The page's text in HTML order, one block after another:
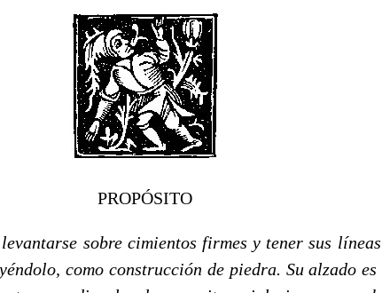
PROPÓSITO
sobre cimientos firmes y tener sus
como construcción de piedra. Su alzado